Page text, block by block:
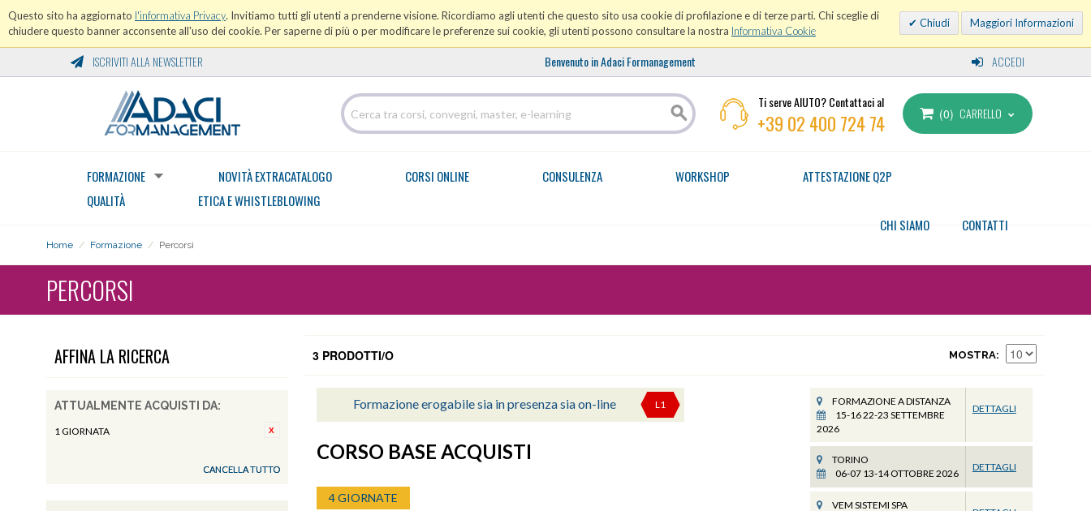
Questo sito ha aggiornato l'informativa Privacy. Invitiamo tutti gli utenti a prenderne visione. Ricordiamo agli utenti che questo sito usa cookie di profilazione e di terze parti. Chi sceglie di
chiudere questo banner acconsente all'uso dei cookie. Per saperne di più o per modificare le preferenze sui cookie, gli utenti possono consultare la nostra Informativa Cookie
Chiudi Maggiori Informazioni
ISCRIVITI ALLA NEWSLETTER Benvenuto in Adaci Formanagement ACCEDI
Ti serve AIUTO? Contattaci al
+39 02 400 724 74 0 CARRELLO
FORMAZIONE NOVITÀ EXTRACATALOGO CORSI ONLINE CONSULENZA WORKSHOP
ATTESTAZIONE Q2P
QUALITÀ
ETICA E WHISTLEBLOWING
CONTATTI
CHI SIAMO
Home / Formazione / Percorsi
PERCORSI
AFFINA LA RICERCA
ATTUALMENTE ACQUISTI DA:
1 GIORNATA
CANCELLA TUTTO
3 PRODOTTI/O MOSTRA
Formazione erogabile sia in presenza sia on-line L1
CORSO BASE ACQUISTI
4 GIORNATE
FORMAZIONE A DISTANZA
15-16 22-23 SETTEMBRE
2026
DETTAGLI
TORINO
06-07 13-14 OTTOBRE 2026
DETTAGLI
VEM SISTEMI SPA